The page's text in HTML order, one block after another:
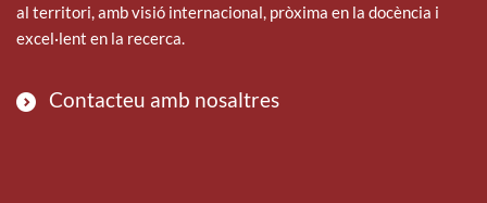
al territori, amb visió internacional, pròxima en la docència i
excel·lent en la recerca.
Contacteu amb nosaltres